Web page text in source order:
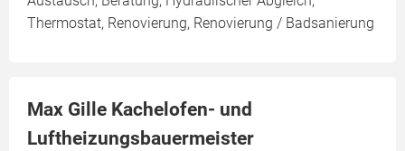
Thermostat, Renovierung, Renovierung / Badsanierung
Max Gille Kachelofen- und
Luftheizungsbauermeister